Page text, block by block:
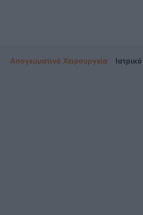
Απογευματινά Χειρουργεία